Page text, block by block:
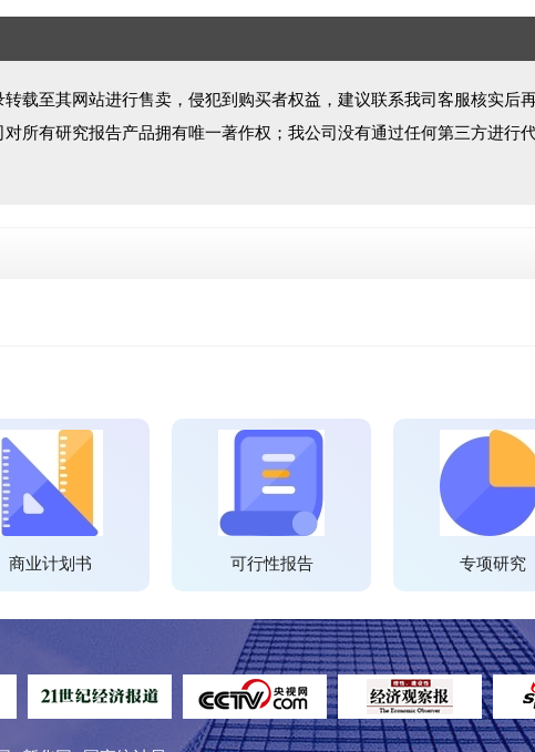
载至其网站进行售卖，侵犯到购买者权益，建议联系我司客服核实
所有研究报告产品拥有唯一著作权；我公司没有通过任何第三方进
商业计划书 可行性报告 专项研究